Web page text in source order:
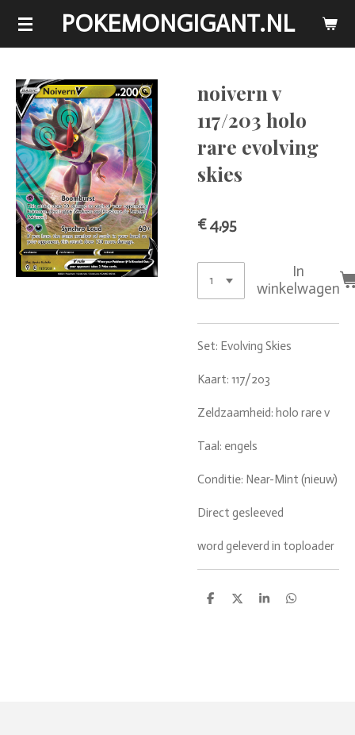
Ga
de
hoofdinhoud
POKEMONGIGANT.NL
noivern v
117/203 holo
rare evolving
skies
€ 4,95
In
winkelwagen
Set: Evolving Skies
Kaart: 117/203
Zeldzaamheid: holo rare v
Taal: engels
Conditie: Near-Mint (nieuw)
Direct gesleeved
word geleverd in toploader
D
D
S
D